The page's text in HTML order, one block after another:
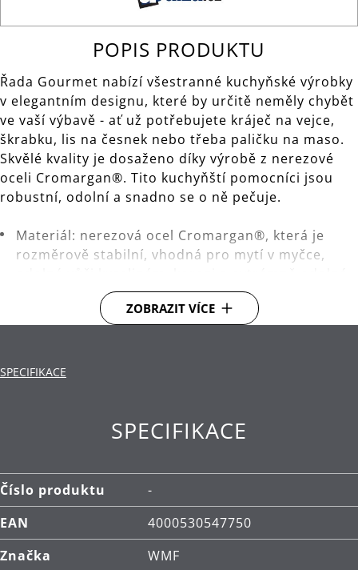
POPIS PRODUKTU
Řada Gourmet nabízí všestranné kuchyňské výrobky
v elegantním designu, které by určitě neměly chybět
ve vaší výbavě - ať už potřebujete kráječ na vejce,
škrabku, lis na česnek nebo třeba paličku na maso.
Skvělé kvality je dosaženo díky výrobě z nerezové
oceli Cromargan®. Tito kuchyňští pomocníci jsou
robustní, odolní a snadno se o ně pečuje.
Materiál: nerezová ocel Cromargan®, která je
rozměrově stabilní, vhodná pro mytí v myčce,
proti poškrábání.
Čištění: lze mýt v myčce.
ZOBRAZIT VÍCE
SPECIFIKACE
SPECIFIKACE
Číslo produktu
-
EAN
4000530547750
Značka
WMF